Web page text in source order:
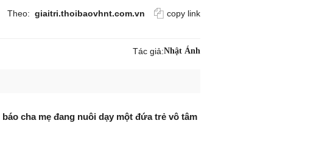
Theo: giaitri.thoibaovhnt.com.vn copy link
Tác giả:Nhật Ánh
cha mẹ đang nuôi dạy một đứa trẻ vô tâm